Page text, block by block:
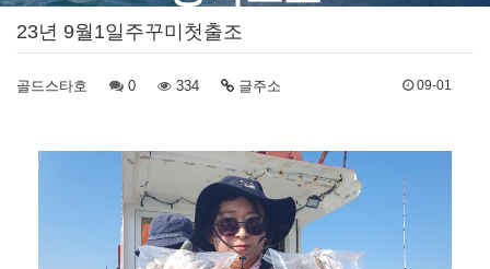
23년 9월1일주꾸미첫출조
골드스타호 0 334 글주소 09-01